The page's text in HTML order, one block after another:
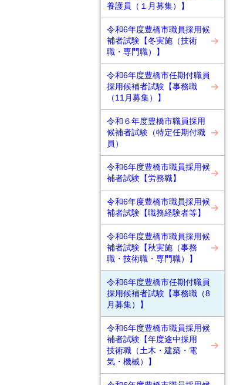
養護員（１月募集）】
令和6年度豊橋市職員採用候
補者試験【冬実施（技術
職・専門職）】
令和6年度豊橋市任期付職員
採用候補者試験【事務職
（11月募集）】
令和６年度豊橋市職員採用
候補者試験（特定任期付職
員）
令和6年度豊橋市職員採用候
補者試験【労務職】
令和6年度豊橋市職員採用候
補者試験【職務経験者等】
令和6年度豊橋市職員採用候
補者試験【秋実施（事務
職・技術職・専門職）】
令和6年度豊橋市任期付職員
採用候補者試験【事務職（8
月募集）】
令和6年度豊橋市職員採用候
補者試験【年度途中採用
技術職（土木・建築・電
気・機械）】